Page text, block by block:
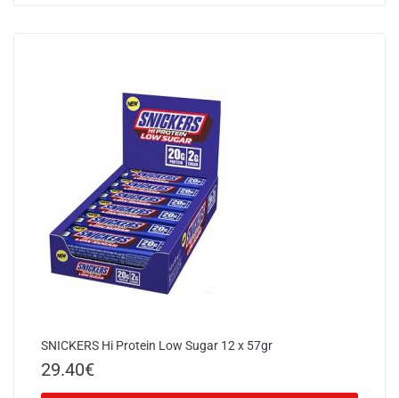
SNICKERS Hi Protein Low Sugar 12 x 57gr
29.40€